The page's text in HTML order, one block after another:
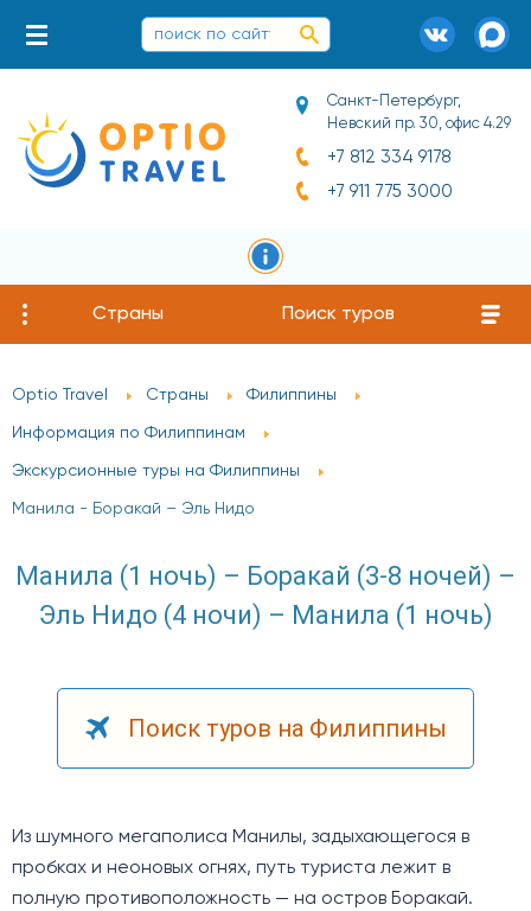
Санкт-Петербург,
Невский пр. 30, офис 4.29
+7 812 334 9178
+7 911 775 3000
Страны Поиск туров
Optio Travel Страны Филиппины
Информация по Филиппинам
Экскурсионные туры на Филиппины
Манила - Боракай – Эль Нидо
Манила (1 ночь) – Боракай (3-8 ночей) –
Эль Нидо (4 ночи) – Манила (1 ночь)
Поиск туров на Филиппины
Из шумного мегаполиса Манилы, задыхающегося в
пробках и неоновых огнях, путь туриста лежит в
полную противоположность — на остров Боракай.